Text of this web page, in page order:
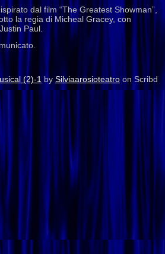
dal film “The Greatest Showman”,
la regia di Micheal Gracey, con
Paul.
(2)-1 bySilviaarosioteatro on Scribd